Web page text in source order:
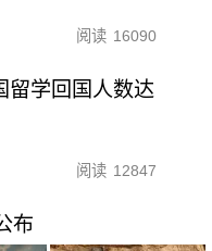
阅读 16090
留学回国人数达
阅读 12847
布